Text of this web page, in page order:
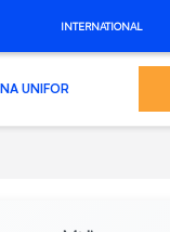
INTERNATIONAL
UNIFOR